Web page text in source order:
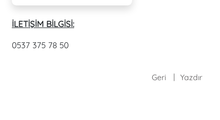
İLETİŞİM BİLGİSİ:
0537 375 78 50
Geri Yazdır